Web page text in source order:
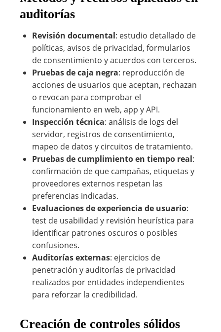
auditorías
Revisión documental: estudio detallado de
políticas, avisos de privacidad, formularios
de consentimiento y acuerdos con terceros.
Pruebas de caja negra: reproducción de
acciones de usuarios que aceptan, rechazan
o revocan para comprobar el
funcionamiento en web, app y API.
Inspección técnica: análisis de logs del
servidor, registros de consentimiento,
mapeo de datos y circuitos de tratamiento.
Pruebas de cumplimiento en tiempo real:
confirmación de que campañas, etiquetas y
proveedores externos respetan las
preferencias indicadas.
Evaluaciones de experiencia de usuario:
test de usabilidad y revisión heurística para
identificar patrones oscuros o posibles
confusiones.
Auditorías externas: ejercicios de
penetración y auditorías de privacidad
realizados por entidades independientes
para reforzar la credibilidad.
Creación de controles sólidos